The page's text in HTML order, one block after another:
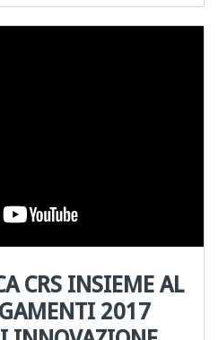
CRS INSIEME AL
2017